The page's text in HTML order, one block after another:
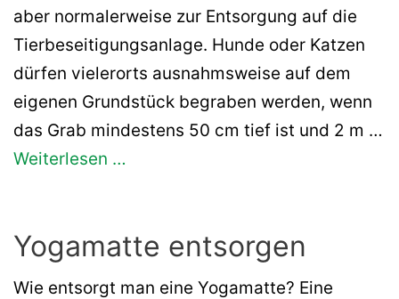
aber normalerweise zur Entsorgung auf die
Tierbeseitigungsanlage. Hunde oder Katzen
dürfen vielerorts ausnahmsweise auf dem
eigenen Grundstück begraben werden, wenn
das Grab mindestens 50 cm tief ist und 2 m …
Weiterlesen …
Yogamatte entsorgen
Wie entsorgt man eine Yogamatte? Eine